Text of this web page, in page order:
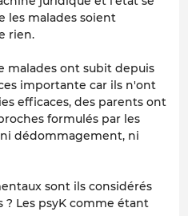
les malades soient
rien.
malades ont subit depuis
importante car ils n'ont
efficaces, des parents ont
formulés par les
ni dédommagement, ni
sont ils considérés
? Les psyK comme étant